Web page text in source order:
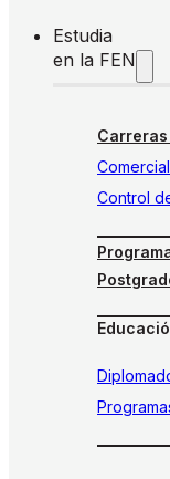
Estudia
en la FEN
Comercial
Control